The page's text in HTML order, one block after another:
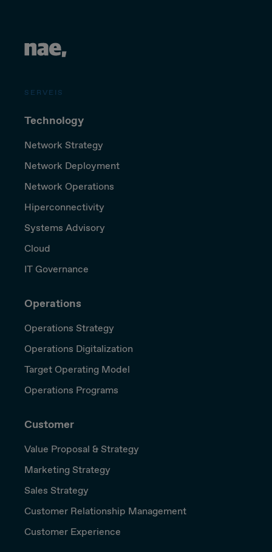
SERVEIS
Technology
Network Strategy
Network Deployment
Network Operations
Hiperconnectivity
Systems Advisory
Cloud
IT Governance
Operations
Operations Strategy
Operations Digitalization
Target Operating Model
Operations Programs
Customer
Value Proposal & Strategy
Marketing Strategy
Sales Strategy
Customer Relationship Management
Customer Experience